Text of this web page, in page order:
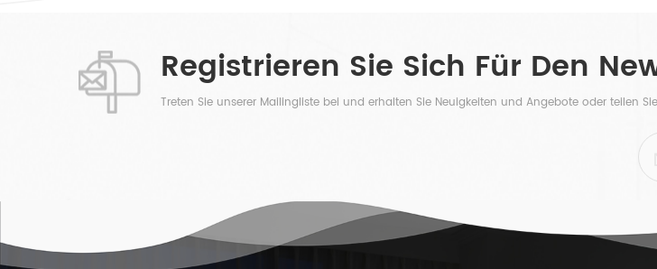
Registrieren Sie Sich Für Den
Treten Sie unserer Mailingliste bei und erhalten Sie Neuigkeiten und Angebote oder teilen